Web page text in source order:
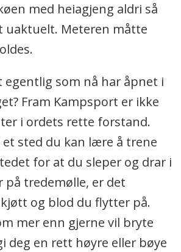
med heiagjeng aldri så
uaktuelt. Meteren måtte
egentlig som nå har åpnet i
Fram Kampsport er ikke
i ordets rette forstand.
sted du kan lære å trene
for at du sleper og drar i
på tredemølle, er det
og blod du flytter på.
mer enn gjerne vil bryte
deg en rett høyre eller bøye